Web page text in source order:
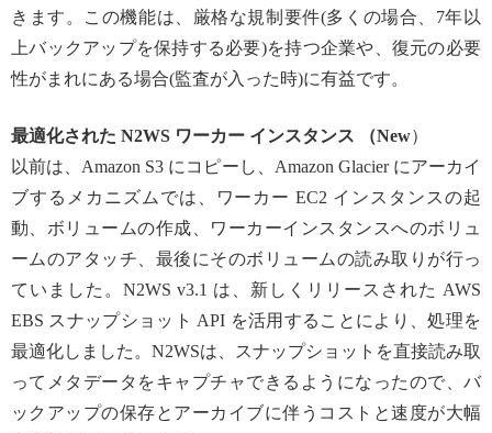
きます。この機能は、厳格な規制要件(多くの場合、7年以
上バックアップを保持する必要)を持つ企業や、復元の必要
性がまれにある場合(監査が入った時)に有益です。
最適化された N2WS ワーカー インスタンス （New）
以前は、Amazon S3 にコピーし、Amazon Glacier にアーカイ
ブするメカニズムでは、ワーカー EC2 インスタンスの起
動、ボリュームの作成、ワーカーインスタンスへのボリュ
ームのアタッチ、最後にそのボリュームの読み取りが行っ
ていました。N2WS v3.1 は、新しくリリースされた AWS
EBS スナップショット API を活用することにより、処理を
最適化しました。N2WSは、スナップショットを直接読み取
ってメタデータをキャプチャできるようになったので、バ
ックアップの保存とアーカイブに伴うコストと速度が大幅